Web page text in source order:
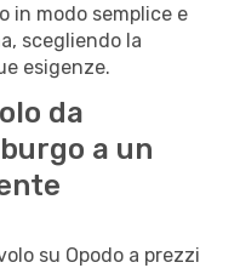
in modo semplice e
scegliendo la
esigenze.
da
a un
su Opodo a prezzi